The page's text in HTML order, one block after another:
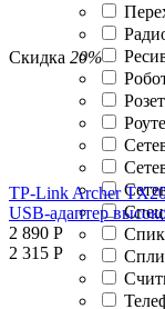
Скидка 20%
TP-Link Archer
USB-адаптер
2 890 Р
2 315 Р